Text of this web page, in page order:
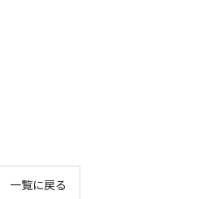
一覧に戻る